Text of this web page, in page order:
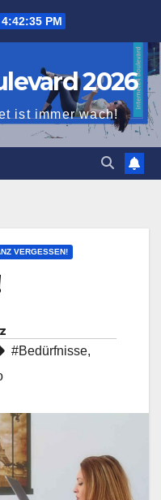
4:42:36 PM
2026
ist immer wach!
VERGESSEN!
#Bedürfnisse,